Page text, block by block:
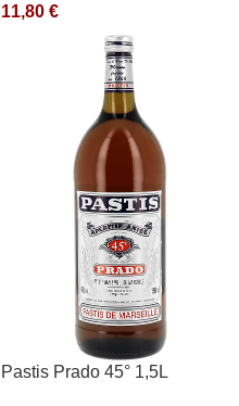
11,80 €
Pastis Prado 45° 1,5L